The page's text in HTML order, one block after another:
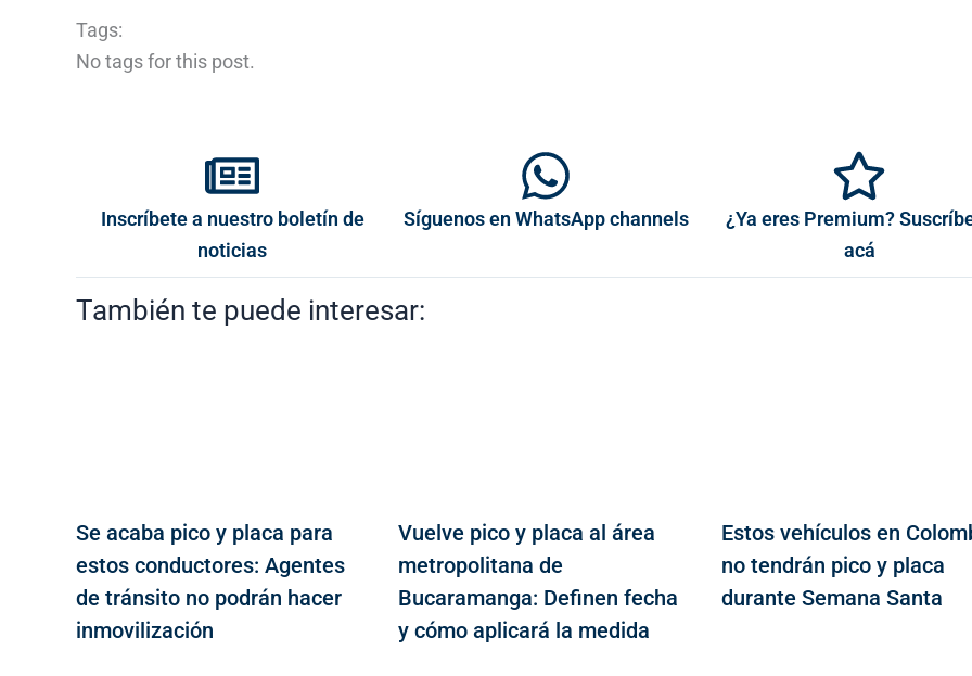
Tags:
No tags for this post.
Inscríbete a nuestro boletín de
noticias
Síguenos en WhatsApp channels
¿Ya eres Premium?
acá
También te puede interesar:
Se acaba pico y placa para
estos conductores: Agentes
de tránsito no podrán hacer
inmovilización
Vuelve pico y placa al área
metropolitana de
Bucaramanga: Definen fecha
y cómo aplicará la medida
Estos vehículos en
no tendrán pico y placa
durante Semana Santa